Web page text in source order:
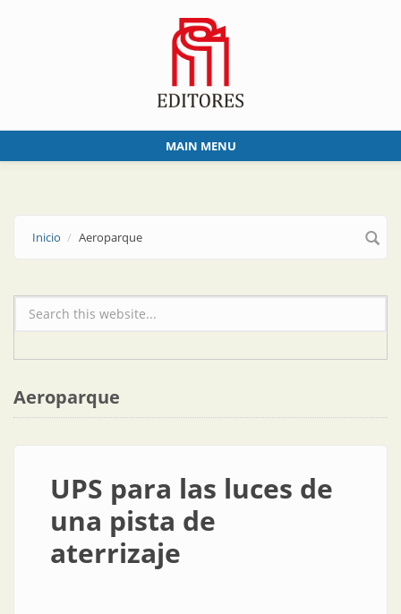
MAIN MENU
Inicio Aeroparque
Formulario de búsqueda
Aeroparque
UPS para las luces de
una pista de
aterrizaje